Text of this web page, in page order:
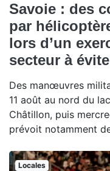
Savoie : des
par
lors d’un
secteur à
Des manœuvres
11 août au nord du
Châtillon, puis
prévoit notamment
Locales